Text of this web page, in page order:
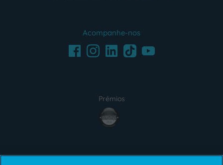
Acompanhe-nos
FacebookInstagramLinkedInTikTokYoutube
Prémios
award4